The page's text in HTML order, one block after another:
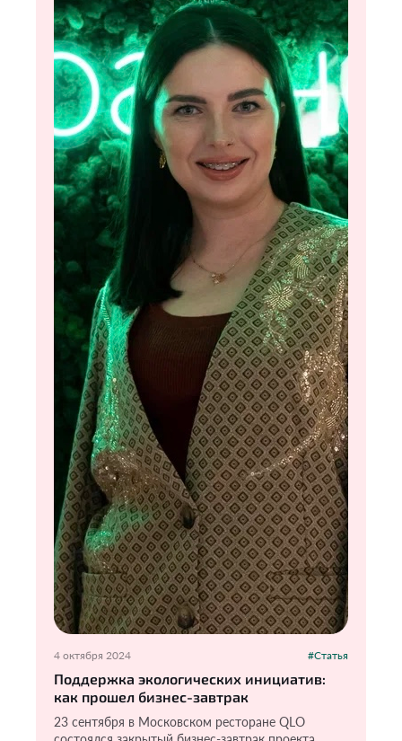
4 октября 2024 #Статья
Поддержка экологических инициатив:
как прошел бизнес-завтрак
23 сентября в Московском ресторане QLO